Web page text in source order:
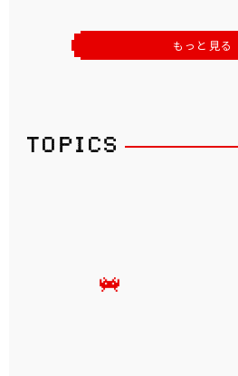
もっと見る